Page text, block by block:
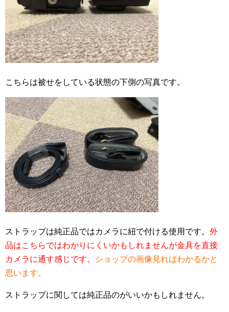
こちらは被せをしている状態の下側の写真です。
ストラップは純正品ではカメラに紐で付ける使用です。 外
品はこちらではわかりにくいかもしれませんが金具を直接
カメラに通す感じです。
ショップの画像見ればわかるかと
思います。
ストラップに関しては純正品のがいいかもしれません。